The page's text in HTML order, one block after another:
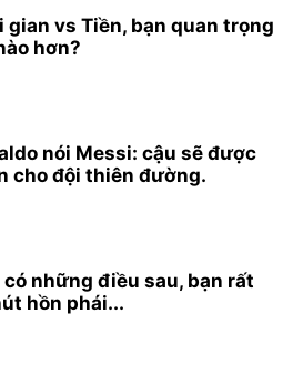
gian vs Tiền, bạn quan trọng
hơn?
nói Messi: cậu sẽ được
cho đội thiên đường.
có những điều sau, bạn rất
hồn phái...